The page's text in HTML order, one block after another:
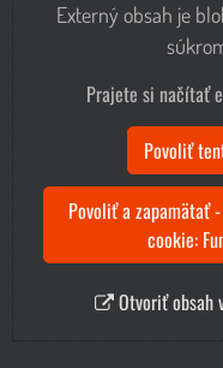
Externý obsah je
Prajete si načítať
Povoliť
Povoliť a zapamätať
cookie:
Otvoriť obsah